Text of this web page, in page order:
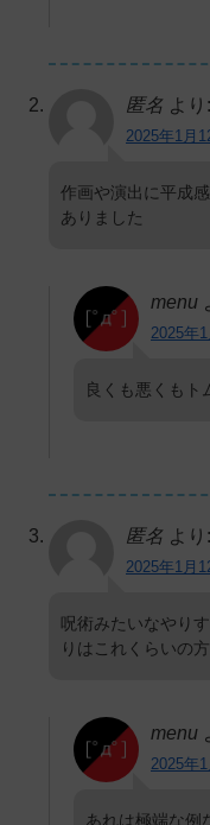
匿名 より:
2025年1月
作画や演出に平成
ありました
menu
2025年
良くも悪くもト
匿名 より:
2025年1月
呪術みたいなやり
りはこれくらいの
menu
2025年
あれは極端な例